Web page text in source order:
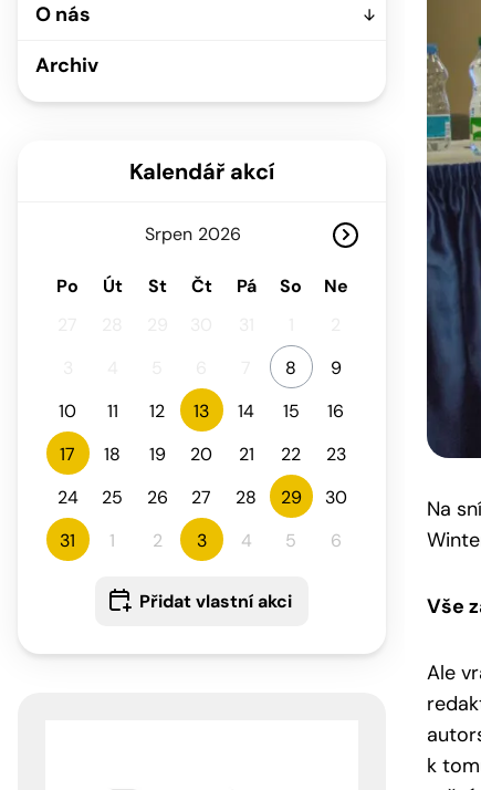
O nás
Archiv
Kalendář akcí
Srpen
Po Út St Čt Pá So
Ne
8
9
10
11 12 13 14 15
16
17
18 19 20 21 22
23
24
25 26 27 28 29
30
31
1 2 3 4 5 6
Přidat vlastní akci
Na
Vše
Ale
k